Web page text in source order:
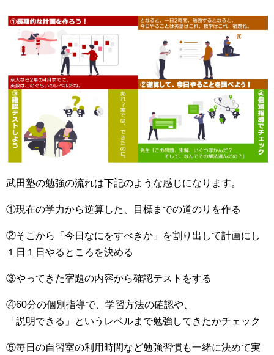
武田塾の勉強の流れは下記のような感じになります。
①現在の学力から逆算した、目標までの道のりを作る
②そこから「今日なにをすべきか」を割り出して計画にし
１日１日やるところを決める
③やってきた宿題の内容から確認テストをする
④60分の個別指導で、学習方法の確認や、
「説明できる」というレベルまで勉強してきたかチェック
⑤毎日の自習室の利用時間など勉強習慣も一緒に決めて実